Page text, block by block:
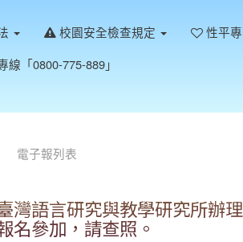
校園安全檢查規定 性平
「0800-775-889」
電子報列表
灣語言研究與教學研究所辦
名參加，請查照。